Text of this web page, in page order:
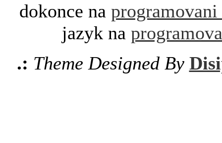
dokonce na programovani
jazyk na
.: Theme Designed By